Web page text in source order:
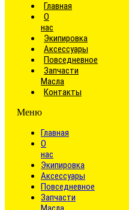
Главная
О
нас
Экипировка
Аксессуары
Повседневное
Запчасти
Масла
Контакты
Меню
Главная
О
нас
Экипировка
Аксессуары
Повседневное
Запчасти